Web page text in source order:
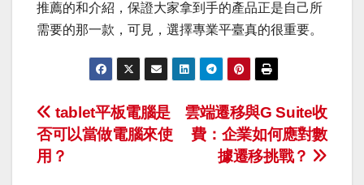
推薦的和介紹，保證大家拿到手的產品正是自己所
需要的那一款，可見，選擇專業平臺真的很重要。
Post
navigation
雲端遷移與G Suite收
費：企業如何應對數
據遷移挑戰？
tablet平板電腦是
否可以當做電腦來使
用？